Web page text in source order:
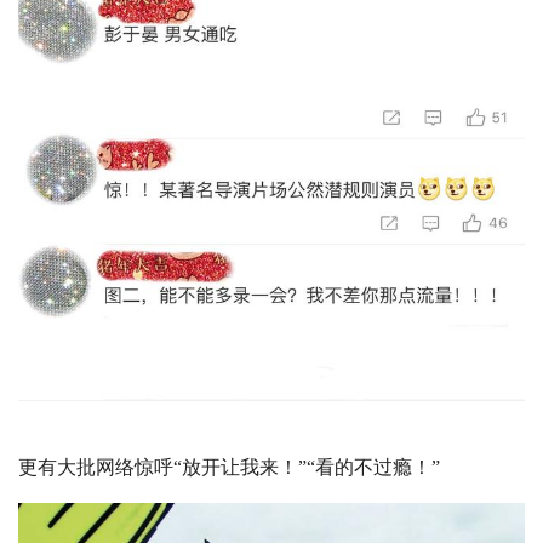
更有大批网络惊呼“放开让我来！”“看的不过瘾！”